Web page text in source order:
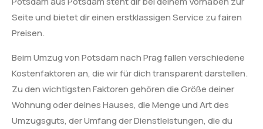
Seite und bietet dir einen erstklassigen Service zu fairen
Preisen.
Beim Umzug von Potsdam nach Prag fallen verschiedene
Kostenfaktoren an, die wir für dich transparent darstellen.
Zu den wichtigsten Faktoren gehören die Größe deiner
Wohnung oder deines Hauses, die Menge und Art des
Umzugsguts, der Umfang der Dienstleistungen, die du